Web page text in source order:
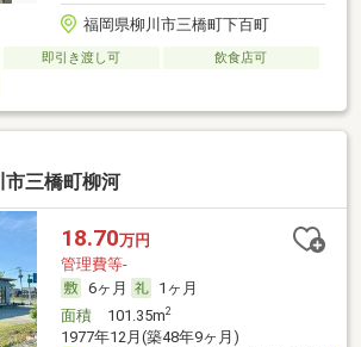
福岡県柳川市三橋町下百町
即引き渡し可
飲食店可
市三橋町柳河
18.70万円
管理費等-
6ヶ月
1ヶ月
面積101.35m2
1977年12月(築48年9ヶ月)